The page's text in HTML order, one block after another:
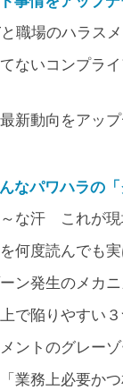
職場のハラス
ないコンプラ
新動向をアッ
なパワハラの
な汗 これが
何度読んでも
ン発生のメカ
で陥りやすい
ントのグレー
業務上必要か